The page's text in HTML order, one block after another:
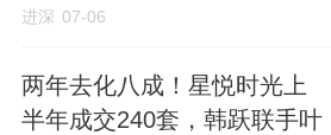
进深 07-06
两年去化八成！星悦时光上
半年成交240套，韩跃联手叶